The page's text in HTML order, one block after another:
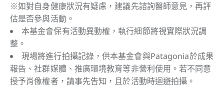
※如對自身健康狀況有疑慮，建議先諮詢醫師意見，再評
估是否參與活動。
本基金會保有活動異動權，執行細節將視實際狀況調
整。
現場將進行拍攝記錄，供本基金會與Patagonia於成果
報告、社群媒體、推廣環境教育等非營利使用。若不同意
授予肖像權者，請事先告知，且於活動時迴避拍攝。